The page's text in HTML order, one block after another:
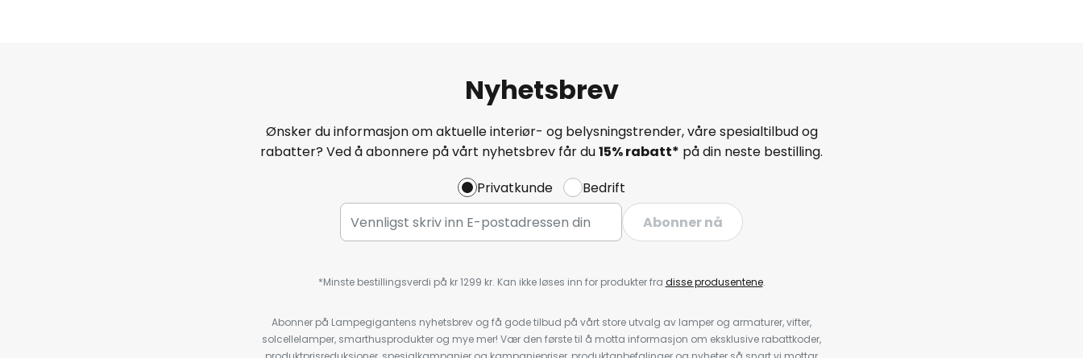
Nyhetsbrev
Ønsker du informasjon om aktuelle interiør- og belysningstrender, våre spesialtilbud og
rabatter? Ved å abonnere på vårt nyhetsbrev får du15% rabatt* på din neste bestilling.
Privatkunde
Bedrift
Abonner nå
*Minste bestillingsverdi på kr 1299 kr. Kan ikke løses inn for produkter fra disse produsentene.
Abonner på Lampegigantens nyhetsbrev og få gode tilbud på vårt store utvalg av lamper og armaturer, vifter,
solcellelamper, smarthusprodukter og mye mer! Vær den første til å motta informasjon om eksklusive rabattkoder,